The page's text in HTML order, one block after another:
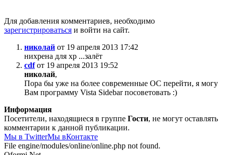
Для добавления комментариев, необходимо
зарегистрироваться и войти на сайт.
николай от 19 апреля 2013 17:42
нихрена для хр ...залёт
cdf от 19 апреля 2013 19:52
николай,
Пора бы уже на более современные ОС перейти, я могу
Вам программу Vista Sidebar посоветовать :)
Информация
Посетители, находящиеся в группе Гости, не могут оставлять
комментарии к данной публикации.
Мы в TwitterМы вКонтакте
File engine/modules/online/online.php not found.